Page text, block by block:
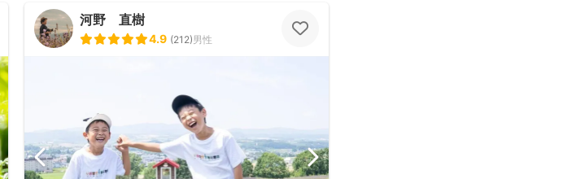
河野 直樹
4.9 (212)男性